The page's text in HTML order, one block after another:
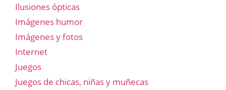
Ilusiones ópticas
Imágenes humor
Imágenes y fotos
Internet
Juegos
Juegos de chicas, niñas y muñecas